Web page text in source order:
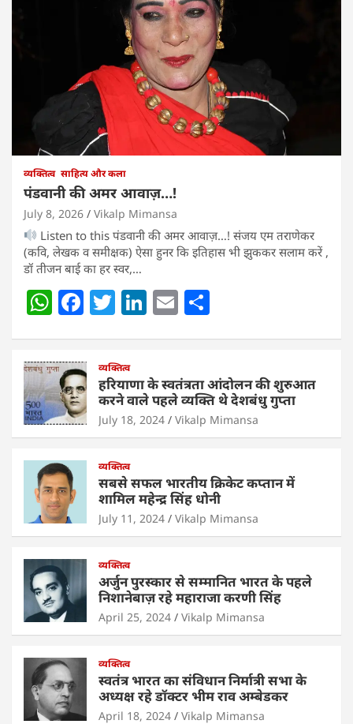
व्यक्तित्व साहित्य और कला
पंडवानी की अमर आवाज़…!
July 8, 2026 Vikalp Mimansa
Listen to this पंडवानी की अमर आवाज़…! संजय एम तराणेकर
(कवि, लेखक व समीक्षक) ऐसा हुनर कि इतिहास भी झुककर सलाम करें ,
डॉ तीजन बाई का हर स्वर,…
W
at
s
A
p
p
F
c
e
b
o
o
T
er
Li
e
dI
n
E
l e
व्यक्तित्व
हरियाणा के स्वतंत्रता आंदोलन की शुरुआत
करने वाले पहले व्यक्ति थे देशबंधु गुप्ता
July 18, 2024 Vikalp Mimansa
व्यक्तित्व
सबसे सफल भारतीय क्रिकेट कप्तान में
शामिल महेन्द्र सिंह धोनी
July 11, 2024 Vikalp Mimansa
व्यक्तित्व
अर्जुन पुरस्कार से सम्मानित भारत के पहले
निशानेबाज़ रहे महाराजा करणी सिंह
April 25, 2024 Vikalp Mimansa
व्यक्तित्व
स्वतंत्र भारत का संविधान निर्मात्री सभा के
अध्यक्ष रहे डॉक्टर भीम राव अम्बेडकर
April 18, 2024 Vikalp Mimansa